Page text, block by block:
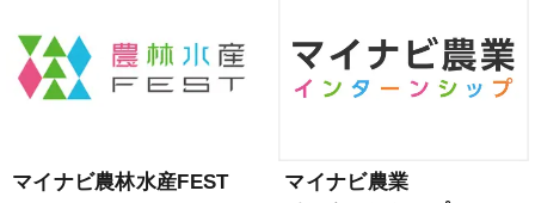
マイナビ農林水産FEST
マイナビ農業